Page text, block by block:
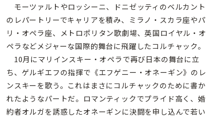
モーツァルトやロッシーニ、ドニゼッティのベルカント
のレパートリーでキャリアを積み、ミラノ・スカラ座やパ
リ・オペラ座、メトロポリタン歌劇場、英国ロイヤル・オ
ペラなどメジャーな国際的舞台に飛躍したコルチャック。
10月にマリインスキー・オペラで再び日本の舞台に立
ち、ゲルギエフの指揮で《エフゲニー・オネーギン》のレ
ンスキーを歌う。これはまさにコルチャックのために書か
れたようなパートだ。ロマンティックでプライド高く、婚
約者オルガを誘惑したオネーギンに決闘を申し込んで若い